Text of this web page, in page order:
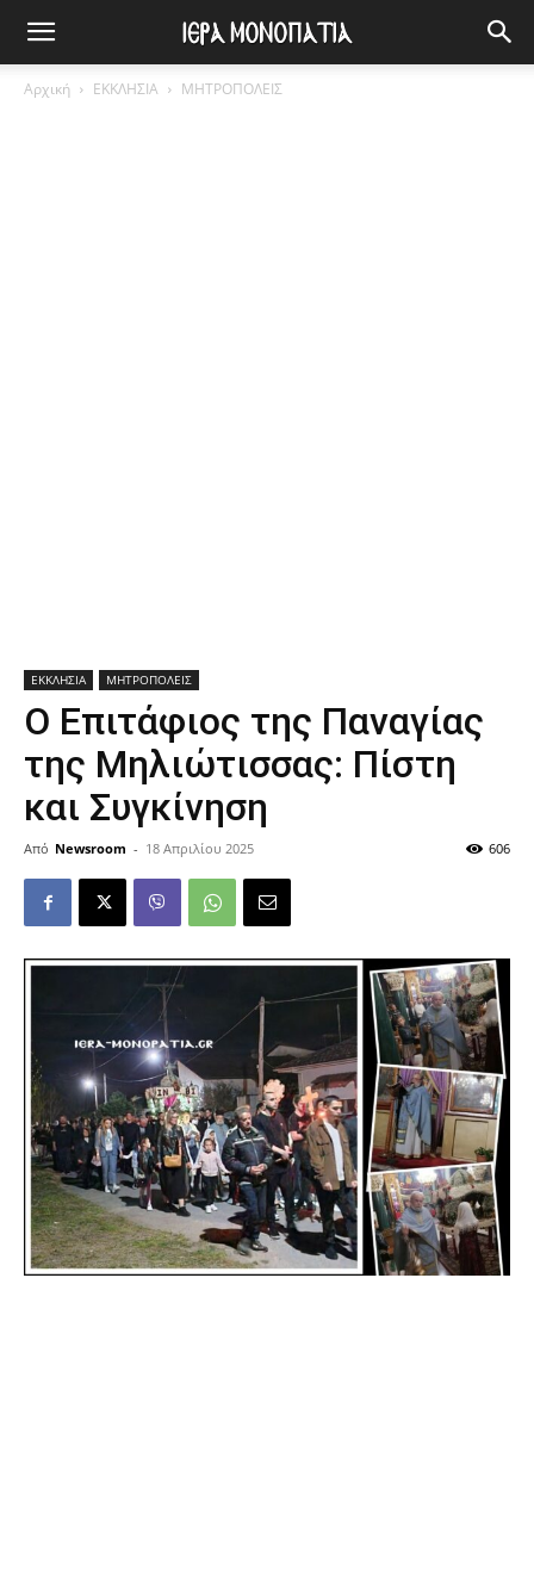
Αρχική ΕΚΚΛΗΣΙΑ ΜΗΤΡΟΠΟΛΕΙΣ
ΕΚΚΛΗΣΙΑ ΜΗΤΡΟΠΟΛΕΙΣ
Ο Επιτάφιος της Παναγίας
της Μηλιώτισσας: Πίστη
και Συγκίνηση
Από Newsroom - 18 Απριλίου 2025 606